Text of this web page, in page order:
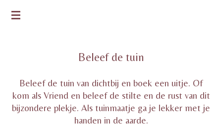
Ga
Beleef de tuin
Beleef de tuin van dichtbij en boek een uitje. Of
kom als Vriend en beleef de stilte en de rust van dit
bijzondere plekje. Als tuinmaatje ga je lekker met je
handen in de aarde.